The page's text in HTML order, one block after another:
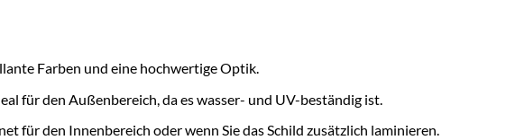
Farben und eine hochwertige Optik.
für den Außenbereich, da es wasser- und UV-beständig ist.
für den Innenbereich oder wenn Sie das Schild zusätzlich laminieren.